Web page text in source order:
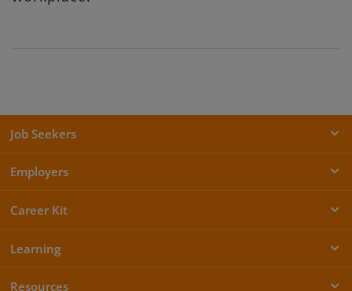
Job Seekers
Employers
Career Kit
Learning
Resources